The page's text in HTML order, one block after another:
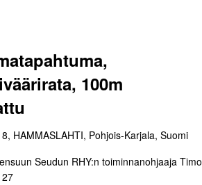
100m
HAMMASLAHTI, Pohjois-Karjala, Suomi
Seudun RHY:n toiminnanohjaaja Timo